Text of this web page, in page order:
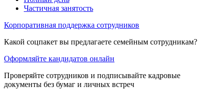
Частичная занятость
Корпоративная поддержка сотрудников
Какой соцпакет вы предлагаете семейным сотрудникам?
Оформляйте кандидатов онлайн
Проверяйте сотрудников и подписывайте кадровые
документы без бумаг и личных встреч